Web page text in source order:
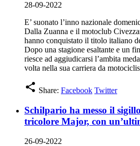
28-09-2022
E’ suonato l’inno nazionale
Dalla Zuanna e il motoclub
hanno conquistato il titolo italiano
Dopo una stagione esaltante e un
riesce ad aggiudicarsi l’ambita
volta nella sua carriera da
share Share: Facebook Twitter
Schilpario ha messo il
tricolore Major, con
26-09-2022